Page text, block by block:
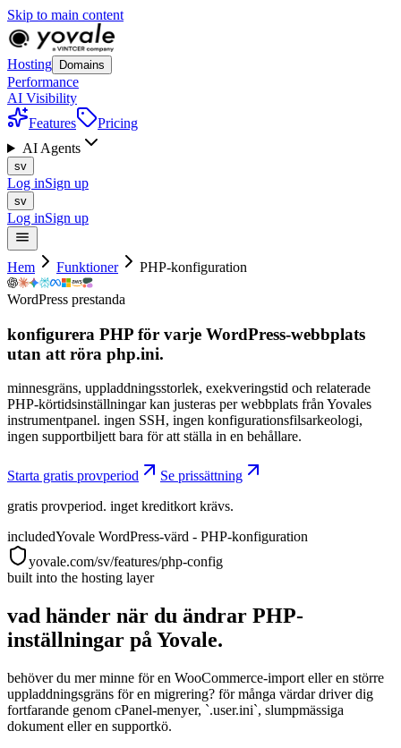
Skip to main content
Hosting Domains
Performance
AI Visibility
Features
Pricing
AI Agents
sv
Log inSign up
sv
Log inSign up
Hem Funktioner PHP-konfiguration
WordPress prestanda
konfigurera PHP för varje WordPress-webbplats
utan att röra php.ini.
minnesgräns, uppladdningsstorlek, exekveringstid och relaterade
PHP-körtidsinställningar kan justeras per webbplats från Yovales
instrumentpanel. ingen SSH, ingen konfigurationsfilsarkeologi,
ingen supportbiljett bara för att ställa in en behållare.
Starta gratis provperiod
Se prissättning
gratis provperiod. inget kreditkort krävs.
includedYovale WordPress-värd - PHP-konfiguration
yovale.com/sv/features/php-config
built into the hosting layer
vad händer när du ändrar PHP-
inställningar på Yovale.
behöver du mer minne för en WooCommerce-import eller en större
uppladdningsgräns för en migrering? för många värdar driver dig
fortfarande genom cPanel-menyer, `.user.ini`, slumpmässiga
dokument eller en supportkö.